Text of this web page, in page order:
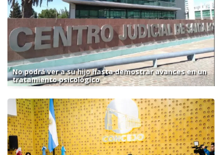
No podrá ver a su hijo hasta demostrar avances en un
tratamiento psicológico